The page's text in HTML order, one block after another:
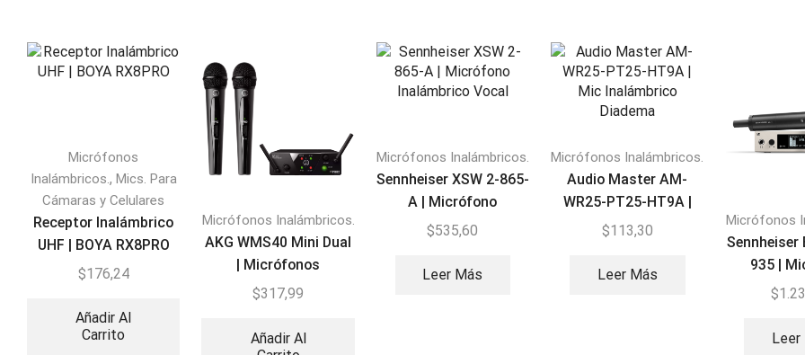
Micrófonos
Inalámbricos., Mics. Para
Cámaras y Celulares
Receptor Inalámbrico
UHF | BOYA RX8PRO
$176,24
Añadir Al
Carrito
Micrófonos Inalámbricos.
AKG WMS40 Mini Dual
| Micrófonos
Inalámbricos Vocales
$317,99
Añadir Al
Micrófonos Inalámbricos.
Sennheiser XSW 2-865-
A | Micrófono
Inalámbrico Vocal
$535,60
Leer Más
Micrófonos Inalámbricos.
Audio Master AM-
WR25-PT25-HT9A |
Mic Inalámbrico
$113,30
Leer Más
Micrófonos
Sennheiser
935 |
$
Leer